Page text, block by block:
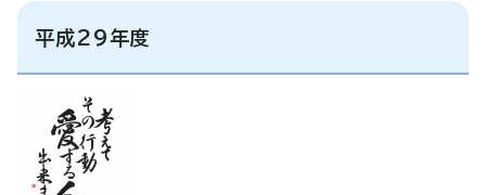
平成29年度